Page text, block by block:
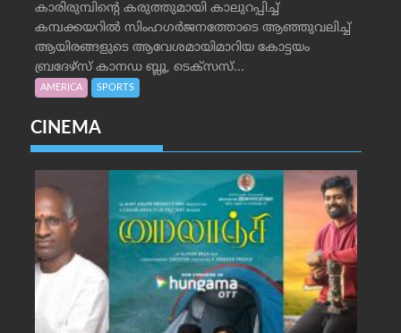
കാരിരുമ്പിന്റെ കരുത്തുമായി കാലുറപ്പിച്ച്
കമ്പക്കയറില്‍ സിംഹഗര്‍ജനത്തോടെ ആഞ്ഞുവലിച്ച്
ആയിരങ്ങളുടെ ആവേശമായിമാറിയ കോട്ടയം
ബ്രദേഴ്‌സ് കാനഡ ബ്ലൂ, ടെക്‌സസ്...
AMERICA SPORTS
CINEMA